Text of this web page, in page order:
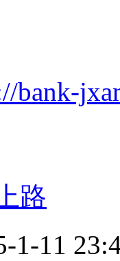
bank-
路
1-11